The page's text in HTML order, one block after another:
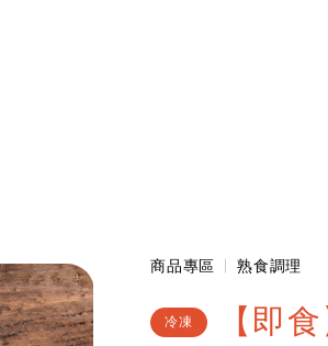
商品專區 熟食調理
冷凍 【即